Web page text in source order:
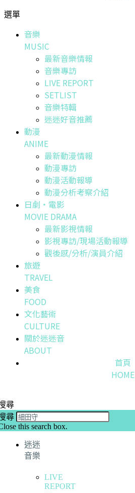
選單
音樂
MUSIC
最新音樂情報
音樂專訪
LIVE REPORT
SETLIST
音樂特輯
迷迷好音推薦
動漫
ANIME
最新動漫情報
動漫專訪
動漫活動報導
動漫分析考察介紹
日劇・電影
MOVIE DRAMA
最新影視情報
影視專訪/現場活動報導
觀後感/分析/演員介紹
旅遊
TRAVEL
美食
FOOD
文化藝術
CULTURE
關於迷迷音
ABOUT
首頁
HOME
尋
尋
this search box.
迷迷
音樂
LIVE
REPORT